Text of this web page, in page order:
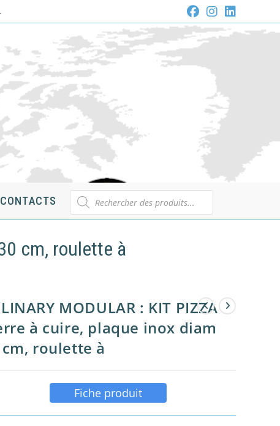
CONTACTS
Recherche
de
produits
cm, roulette à
MODULAR : KIT PIZZA
à cuire, plaque inox diam
roulette à
Fiche produit